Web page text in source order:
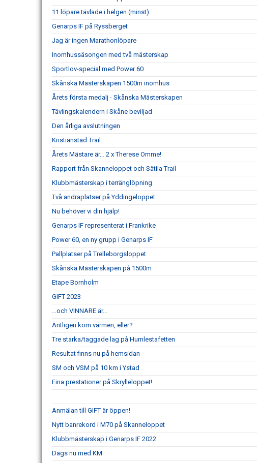
11 löpare tävlade i helgen (minst)
Genarps IF på Ryssberget
Jag är ingen Marathonlöpare
Inomhussäsongen med två mästerskap
Sportlov-special med Power 60
Skånska Mästerskapen 1500m inomhus
Årets första medalj - Skånska Mästerskapen
Tävlingskalendern i Skåne beviljad
Den årliga avslutningen
Kristianstad Trail
Årets Mästare är… 2 x Therese Omme!
Rapport från Skanneloppet och Sätila Trail
Klubbmästerskap i terränglöpning
Två andraplatser på Yddingeloppet
Nu behöver vi din hjälp!
Genarps IF representerat i Frankrike
Power 60, en ny grupp i Genarps IF
Pallplatser på Trelleborgsloppet
Skånska Mästerskapen på 1500m
Etape Bornholm
GIFT 2023
…och VINNARE är…
Äntligen kom värmen, eller?
Tre starka/taggade lag på Humlestafetten
Resultat finns nu på hemsidan
SM och VSM på 10 km i Ystad
Fina prestationer på Skrylleloppet!
Anmälan till GIFT är öppen!
Nytt banrekord i M70 på Skanneloppet
Klubbmästerskap i Genarps IF 2022
Dags nu med KM